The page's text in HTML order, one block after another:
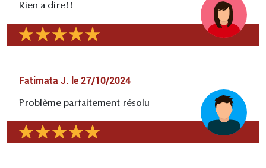
Rien a dire!!
Fatimata J. le 27/10/2024
Problème parfaitement résolu